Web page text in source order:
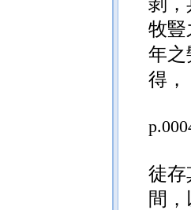
牧豎
年之
得，
徒存
間，